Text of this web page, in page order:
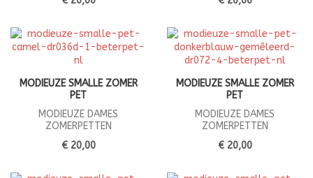
MODIEUZE SMALLE ZOMER
PET
MODIEUZE DAMES
ZOMERPETTEN
€ 20,00
MODIEUZE SMALLE ZOMER
PET
MODIEUZE DAMES
ZOMERPETTEN
€ 20,00